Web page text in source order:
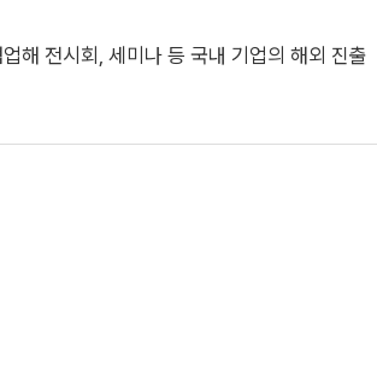
해 전시회, 세미나 등 국내 기업의 해외 진출